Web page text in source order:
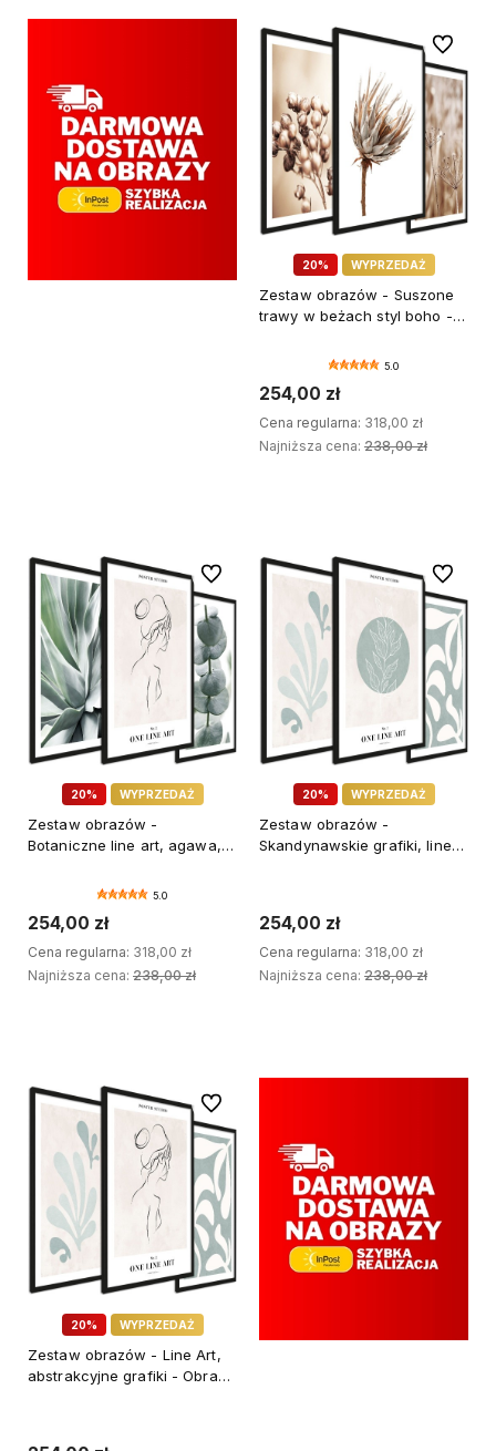
20% WYPRZEDAŻ
Zestaw obrazów - Suszone
trawy w beżach styl boho -
5.0
254,00 zł
Cena regularna: 318,00 zł
Najniższa cena: 238,00 zł
Do
20% WYPRZEDAŻ
Zestaw obrazów -
Botaniczne line art, agawa,
5.0
254,00 zł
Cena regularna: 318,00 zł
Najniższa cena: 238,00 zł
Do ulubionych
20% WYPRZEDAŻ
Zestaw obrazów -
Skandynawskie grafiki, line
254,00 zł
Cena regularna: 318,00 zł
Najniższa cena: 238,00 zł
Do
20% WYPRZEDAŻ
Zestaw obrazów - Line Art,
abstrakcyjne grafiki - Obrazy
Do ulubionych